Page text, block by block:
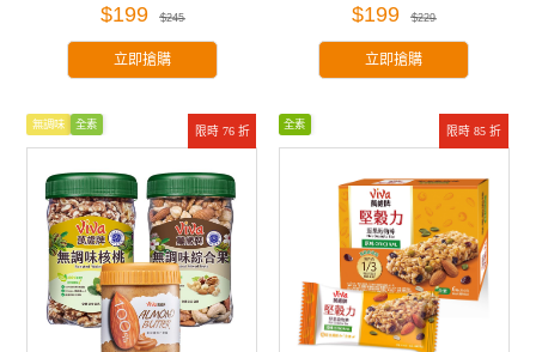
$199 $245
立即搶購
$199 $229
立即搶購
限時 76 折
無調味 全素
限時 85 折
全素